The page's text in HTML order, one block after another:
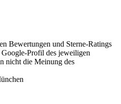
Bewertungen und Sterne-Ratings
Google-Profil des jeweiligen
nicht die Meinung des